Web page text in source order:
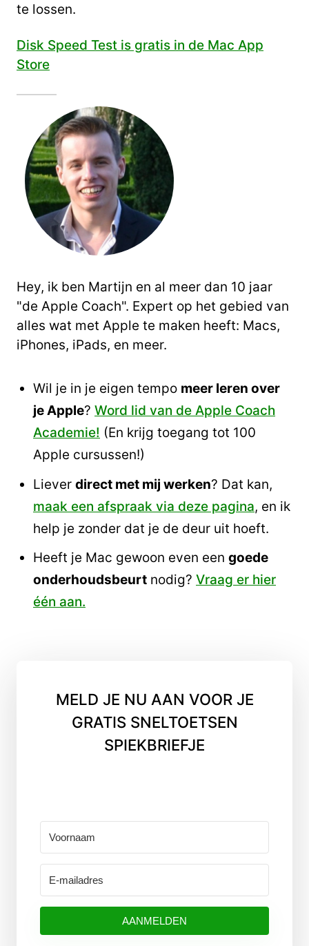
te lossen.
Disk Speed Test is gratis in de Mac App
Store
Hey, ik ben Martijn en al meer dan 10 jaar
"de Apple Coach". Expert op het gebied van
alles wat met Apple te maken heeft: Macs,
iPhones, iPads, en meer.
Wil je in je eigen tempo meer leren over
je Apple? Word lid van de Apple Coach
Academie! (En krijg toegang tot 100
Apple cursussen!)
Liever direct met mij werken? Dat kan,
maak een afspraak via deze pagina, en ik
help je zonder dat je de deur uit hoeft.
Heeft je Mac gewoon even een goede
onderhoudsbeurt nodig? Vraag er hier
één aan.
MELD JE NU AAN VOOR JE
GRATIS SNELTOETSEN
SPIEKBRIEFJE
AANMELDEN